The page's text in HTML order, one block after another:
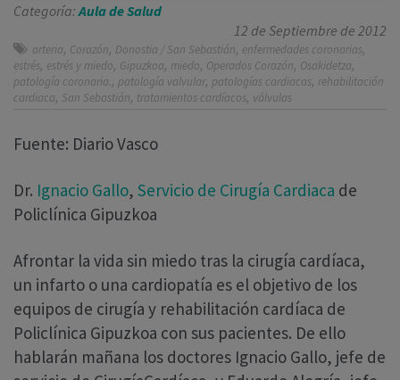
Categoría: Aula de Salud
12 de Septiembre de 2012
arteria, Corazón, Donostia / San Sebastián, enfermedades coronarias,
estrés, estrés y miedo, Gipuzkoa, miedo, Operados Corazón, Osakidetza,
patología coronaria. , patología valvular, patologías cardiacas, rehabilitación
cardiaca, San Sebastián, tratamientos cardíacos, válvulas
Fuente: Diario Vasco
Dr. Ignacio Gallo, Servicio de Cirugía Cardiaca de
Policlínica Gipuzkoa
Afrontar la vida sin miedo tras la cirugía cardíaca,
un infarto o una cardiopatía es el objetivo de los
equipos de cirugía y rehabilitación cardíaca de
Policlínica Gipuzkoa con sus pacientes. De ello
hablarán mañana los doctores Ignacio Gallo, jefe de